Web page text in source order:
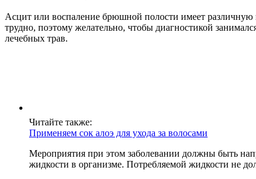
Асцит или воспаление брюшной полости имеет различную
трудно, поэтому желательно, чтобы диагностикой
лечебных трав.
Читайте также:
Применяем сок алоэ для ухода за волосами
Мероприятия при этом заболевании должны быть
жидкости в организме. Потребляемой жидкости не